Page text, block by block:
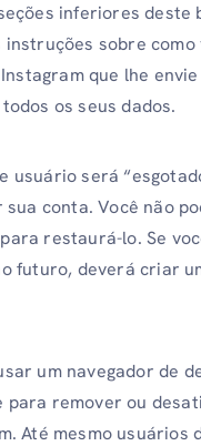
inferiores deste
sobre como
que lhe
os seus dados.
usuário será
conta. Você não
restaurá-lo. Se
futuro, deverá criar
um navegador de
para remover ou
Até mesmo usuários